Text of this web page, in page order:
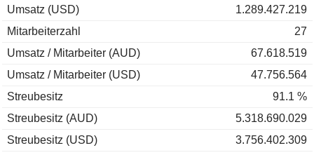
Umsatz (USD)
1.289.427.219
Mitarbeiterzahl
27
Umsatz / Mitarbeiter (AUD)
67.618.519
Umsatz / Mitarbeiter (USD)
47.756.564
Streubesitz
91.1 %
Streubesitz (AUD)
5.318.690.029
Streubesitz (USD)
3.756.402.309